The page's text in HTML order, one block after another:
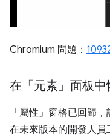
Chromium 問題：
在「元素」面板中
「屬性」窗格已回歸，
在未來版本的開發人